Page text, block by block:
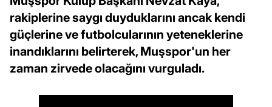
rakiplerine saygı duyduklarını ancak kendi
güçlerine ve futbolcularının yeteneklerine
inandıklarını belirterek, Muşspor'un her
zaman zirvede olacağını vurguladı.